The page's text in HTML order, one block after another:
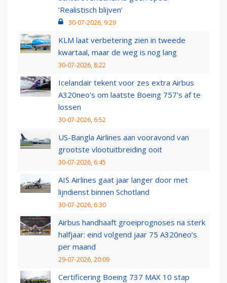
‘Realistisch blijven’
30-07-2026, 9:29
KLM laat verbetering zien in tweede
kwartaal, maar de weg is nog lang
30-07-2026, 8:22
Icelandair tekent voor zes extra Airbus
A320neo's om laatste Boeing 757's af te
lossen
30-07-2026, 6:52
US-Bangla Airlines aan vooravond van
grootste vlootuitbreiding ooit
30-07-2026, 6:45
AIS Airlines gaat jaar langer door met
lijndienst binnen Schotland
30-07-2026, 6:30
Airbus handhaaft groeiprognoses na sterk
halfjaar: eind volgend jaar 75 A320neo’s
per maand
29-07-2026, 20:09
Certificering Boeing 737 MAX 10 stap